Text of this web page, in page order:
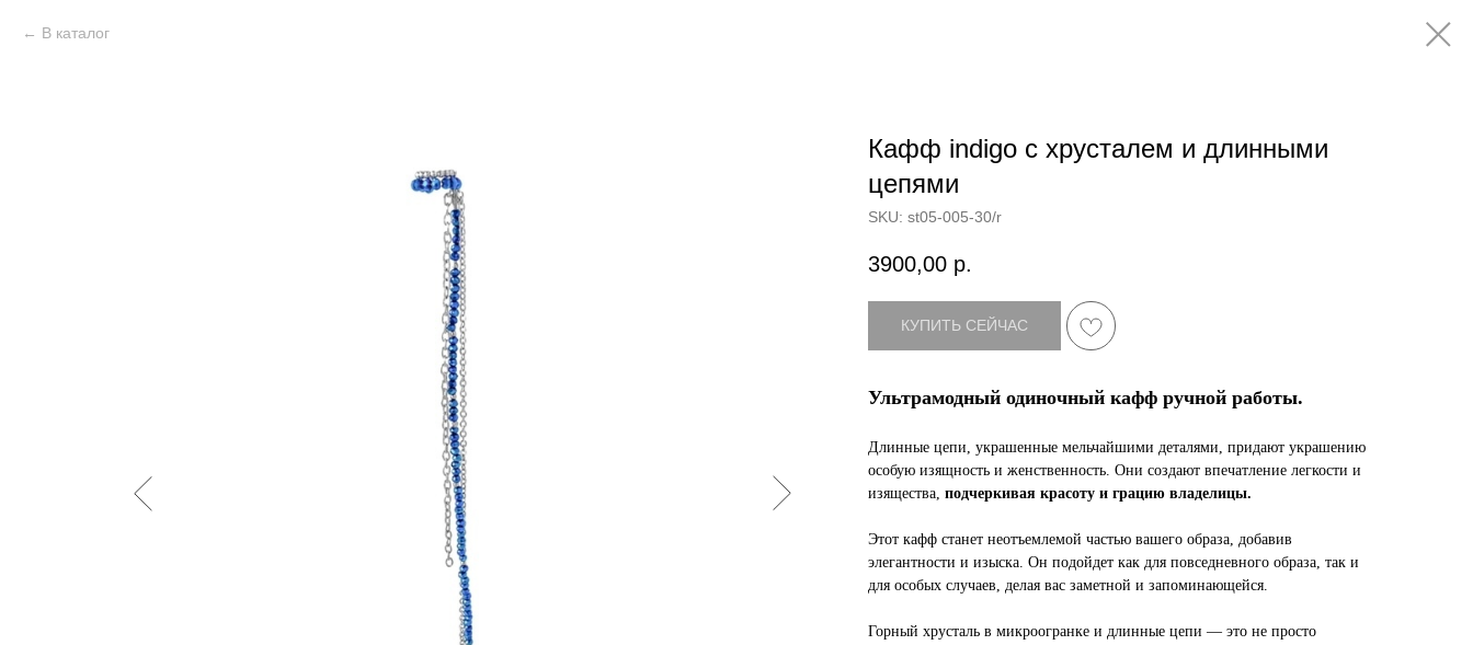
В каталог
Кафф indigo с хрусталем и длинными
цепями
SKU: st05-005-30/r
3900,00 р.
КУПИТЬ СЕЙЧАС
Ультрамодный одиночный кафф ручной работы.
Длинные цепи, украшенные мельчайшими деталями, придают украшению
особую изящность и женственность. Они создают впечатление легкости и
изящества, подчеркивая красоту и грацию владелицы.
Этот кафф станет неотъемлемой частью вашего образа, добавив
элегантности и изыска. Он подойдет как для повседневного образа, так и
для особых случаев, делая вас заметной и запоминающейся.
Горный хрусталь в микроогранке и длинные цепи — это не просто